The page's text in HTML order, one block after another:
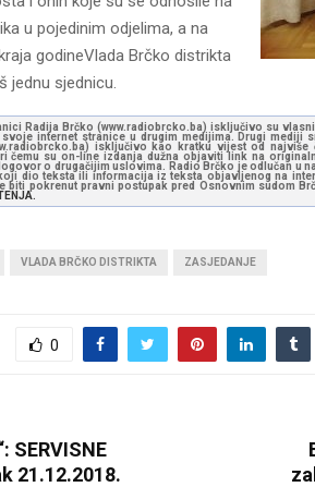
u pojedinim odjelima, a na
godineVlada Brčko distrikta
jednu sjednicu.
Radija Brčko (www.radiobrcko.ba) isključivo su
internet stranice u drugim medijima. Drugi mediji
isključivo kao kratku vijest od
čemu su on-line izdanja dužna objaviti link na
o drugačijim uslovima. Radio Brčko je odlučan u
dio teksta ili informacija iz teksta objavljenog na
biti pokrenut pravni postupak pred Osnovnim sudom
VLADA BRČKO DISTRIKTA ZASJEDANJE
0
SERVISNE
21.12.2018.